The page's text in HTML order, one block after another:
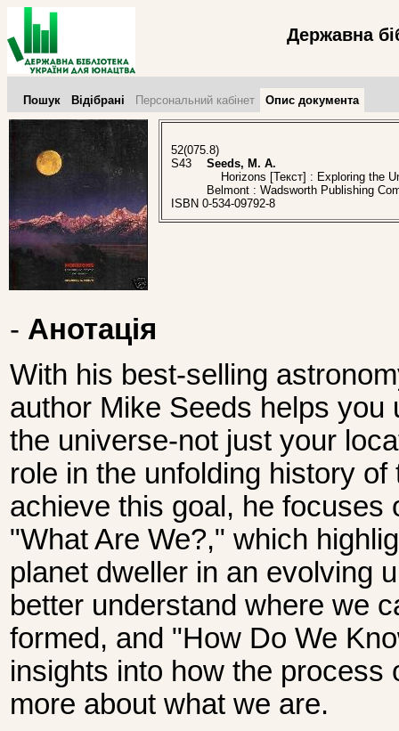
Державна
Пошук Відібрані Персональний кабінет Опис документа
52(075.8)
S43
Seeds, M. A.
Horizons [Текст] : Exploring the
Belmont : Wadsworth Publishing
ISBN 0-534-09792-8
- Анотація
With his best-selling
author Mike Seeds helps you
the universe-not just your
role in the unfolding history
achieve this goal, he focuses
"What Are We?," which
planet dweller in an evolving
better understand where we
formed, and "How Do We
insights into how the process
more about what we are.